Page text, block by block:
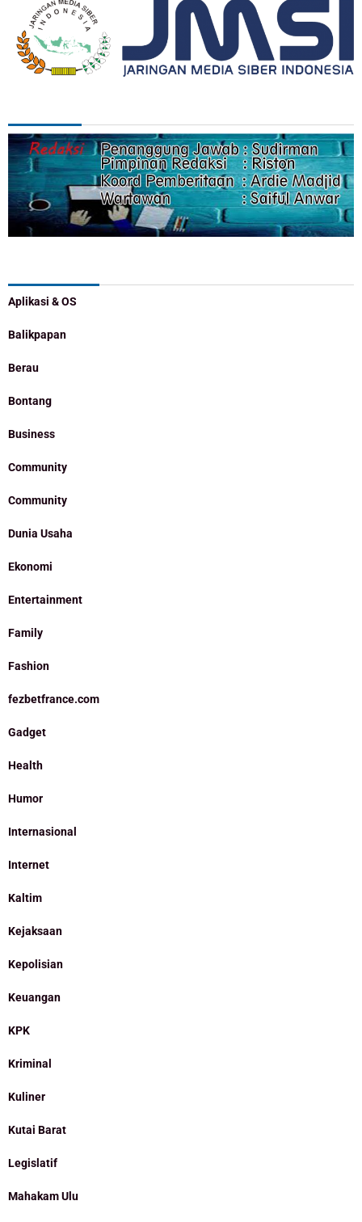
Aplikasi & OS
Balikpapan
Berau
Bontang
Business
Community
Community
Dunia Usaha
Ekonomi
Entertainment
Family
Fashion
fezbetfrance.com
Gadget
Health
Humor
Internasional
Internet
Kaltim
Kejaksaan
Kepolisian
Keuangan
KPK
Kriminal
Kuliner
Kutai Barat
Legislatif
Mahakam Ulu